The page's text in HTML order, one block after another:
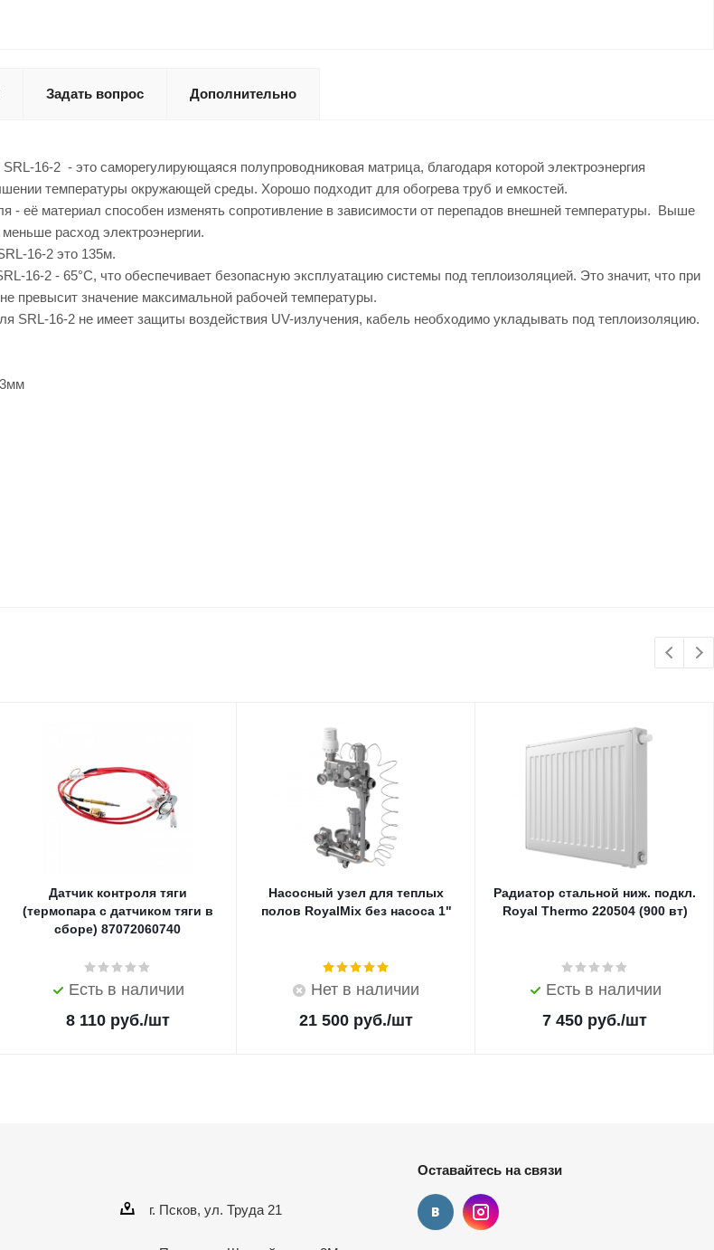
Задать вопрос Дополнительно
16-2 - это саморегулирующаяся полупроводниковая матрица, благодаря которой электроэнергия
температуры окружающей среды. Хорошо подходит для обогрева труб и емкостей.
- её материал способен изменять сопротивление в зависимости от перепадов внешней температуры. Выше
расход электроэнергии.
16-2 это 135м.
16-2 - 65°С, что обеспечивает безопасную эксплуатацию системы под теплоизоляцией. Это значит, что при
превысит значение максимальной рабочей температуры.
SRL-16-2 не имеет защиты воздействия UV-излучения, кабель необходимо укладывать под теплоизоляцию.
Датчик контроля тяги
(термопара с датчиком тяги в
сборе) 87072060740
Есть в наличии
8 110руб./шт
Насосный узел для теплых
полов RoyalMix без насоса 1"
Нет в наличии
21 500 руб./шт
Радиатор стальной ниж. подкл.
Royal Thermo 220504 (900 вт)
Есть в наличии
7 450 руб./шт
г. Псков, ул. Труда 21
Оставайтесь на связи